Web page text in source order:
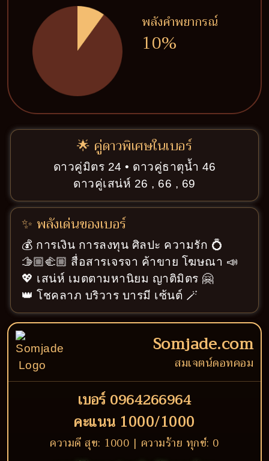
พลังคำพยากรณ์
10%
🌟 คู่ดาวพิเศษในเบอร์
ดาวคู่มิตร 24 • ดาวคู่ธาตุน้ำ 46
ดาวคู่เสน่ห์ 26 , 66 , 69
✨ พลังเด่นของเบอร์
💰 การเงิน การลงทุน ศิลปะ ความรัก 💍
🫱🏼‍🫲🏼 สื่อสารเจรจา ค้าขาย โฆษณา 📣
💖 เสน่ห์ เมตตามหานิยม ญาติมิตร 🤗
👑 โชคลาภ บริวาร บารมี เซ้นต์ 🪄
Somjade.com
สมเจตน์ดอทคอม
เบอร์ 0964266964
คะแนน 1000/1000
ความดี สุข: 1000 | ความร้าย ทุกข์: 0